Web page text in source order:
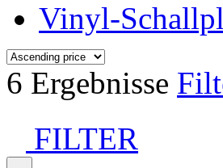
Vinyl-
6 Ergebnisse
FILTER